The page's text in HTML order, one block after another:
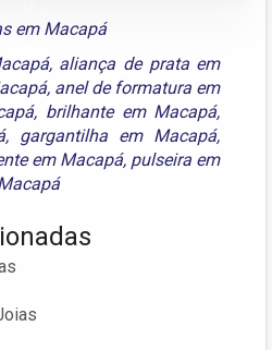
em Macapá
, aliança de prata em
, anel de formatura em
, brilhante em Macapá,
, gargantilha em Macapá,
em Macapá, pulseira em